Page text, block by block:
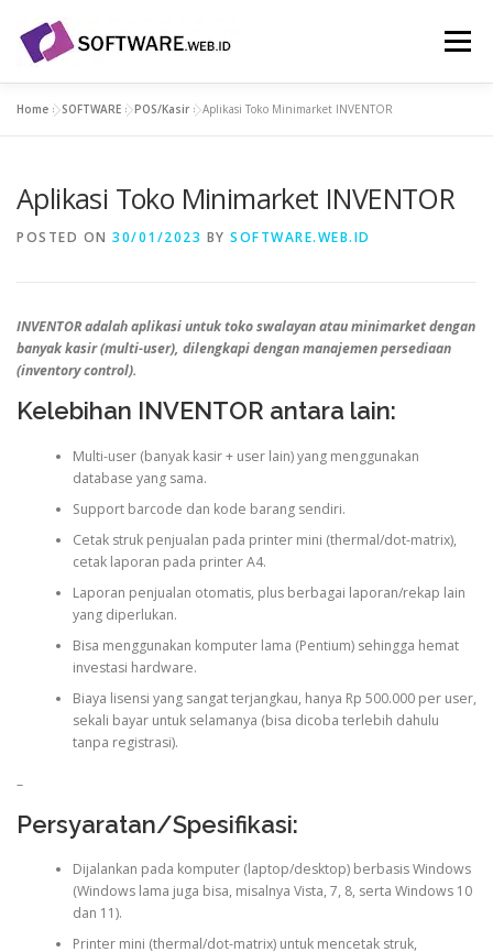
content
Menu
REVIEWS DOWNLOADS CONTACT
Home »SOFTWARE »POS/Kasir »Aplikasi Toko Minimarket INVENTOR
Aplikasi Toko Minimarket INVENTOR
POSTED ON 30/01/2023 BY SOFTWARE.WEB.ID
INVENTOR adalah aplikasi untuk toko swalayan atau minimarket dengan
banyak kasir (multi-user), dilengkapi dengan manajemen persediaan
(inventory control).
Kelebihan INVENTOR antara lain:
Multi-user (banyak kasir + user lain) yang menggunakan
database yang sama.
Support barcode dan kode barang sendiri.
Cetak struk penjualan pada printer mini (thermal/dot-matrix),
cetak laporan pada printer A4.
Laporan penjualan otomatis, plus berbagai laporan/rekap lain
yang diperlukan.
Bisa menggunakan komputer lama (Pentium) sehingga hemat
investasi hardware.
Biaya lisensi yang sangat terjangkau, hanya Rp 500.000 per user,
sekali bayar untuk selamanya (bisa dicoba terlebih dahulu
tanpa registrasi).
–
Persyaratan/Spesifikasi:
Dijalankan pada komputer (laptop/desktop) berbasis Windows
(Windows lama juga bisa, misalnya Vista, 7, 8, serta Windows 10
dan 11).
Printer mini (thermal/dot-matrix) untuk mencetak struk,